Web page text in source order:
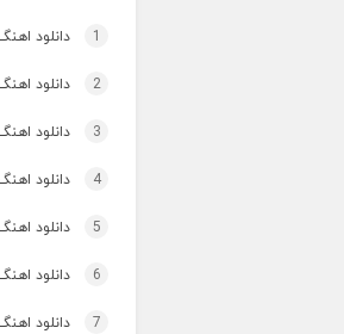
1 دانلود اهنگ تاپ و
2 دانلود اهنگ برنو
3 دانلود
4 دانلود
5 دانلود
6 دانلود
7 دانلود